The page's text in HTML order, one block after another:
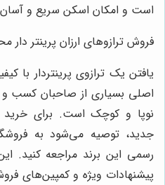
است و امکان اسکن سریع و
فروش ترازوهای ارزان پرینتر
یافتن یک ترازوی پرینتردار با
اصلی بسیاری از صاحبان کسب
نوپا و کوچک است. برای خرید
جدید، توصیه می‌شود به
رسمی این برند مراجعه کنید.
پیشنهادات ویژه و کمپین‌های